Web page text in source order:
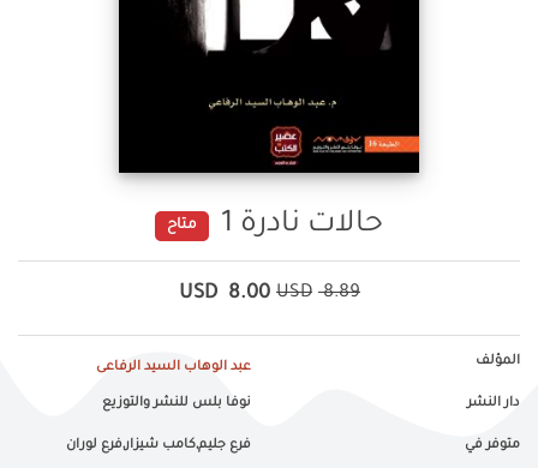
حالات نادرة 1 متاح
8.89
USD
8.00
USD
المؤلف عبد الوهاب السيد الرفاعى
دار النشر نوفا بلس للنشر والتوزيع
متوفر في فرع جليم,كامب شيزار,فرع لوران